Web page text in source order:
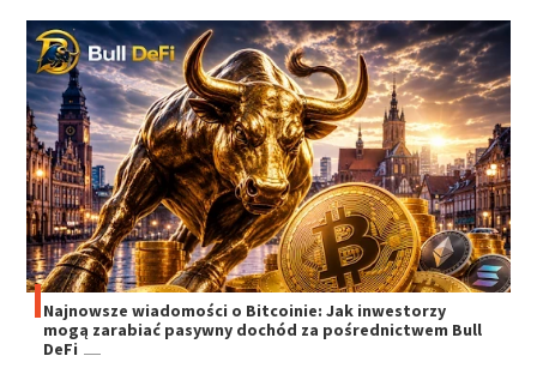
Najnowsze wiadomości o Bitcoinie: Jak inwestorzy
mogą zarabiać pasywny dochód za pośrednictwem Bull
DeFi